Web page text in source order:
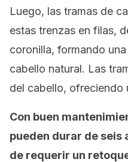
Luego, las tramas de
estas trenzas en filas,
coronilla, formando una
cabello natural. Las
del cabello, ofreciendo
Con buen
pueden durar de seis
de requerir un